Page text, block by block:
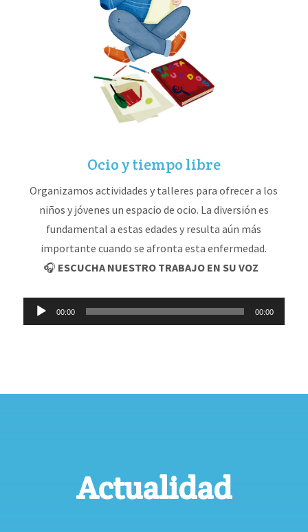
Ocio y tiempo libre
Organizamos actividades y talleres para ofrecer a los
niños y jóvenes un espacio de ocio. La diversión es
fundamental a estas edades y resulta aún más
importante cuando se afronta esta enfermedad.
🎧 ESCUCHA NUESTRO TRABAJO EN SU VOZ
Reproductor
de
00:00 00:00
Actualidad